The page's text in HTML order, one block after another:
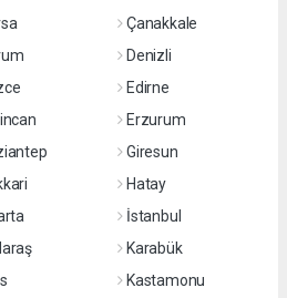
Çanakkale
Denizli
Edirne
Erzurum
Giresun
Hatay
İstanbul
Karabük
Kastamonu